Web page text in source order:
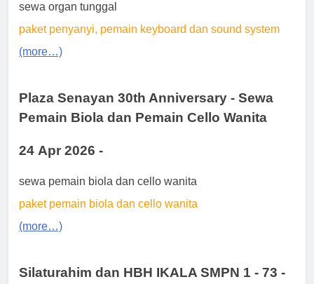
sewa organ tunggal
paket penyanyi, pemain keyboard dan sound system
(more…)
Plaza Senayan 30th Anniversary - Sewa
Pemain Biola dan Pemain Cello Wanita
24 Apr 2026 -
sewa pemain biola dan cello wanita
paket pemain biola dan cello wanita
(more…)
Silaturahim dan HBH IKALA SMPN 1 - 73 -